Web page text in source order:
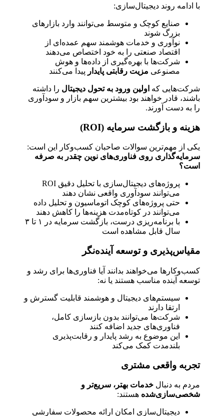
با ادامه روند دیجیتال‌سازی:
صنایع کوچک و متوسط می‌توانند وارد بازارهای
بزرگ شوند
نوآوری و خدمات هوشمند سهم عمده‌ای از
اقتصاد صنعتی را به خود اختصاص می‌دهند
شرکت‌ها با بهره‌گیری از داده‌ها و هوش
مصنوعی مزیت رقابتی پایدار پیدا می‌کنند
شرکت‌هایی که اولین ورود به تحول دیجیتال را داشته
باشند، قادر خواهند بود بیشترین سهم بازار و سودآوری
را به دست آورند.
هزینه و بازگشت سرمایه (ROI)
یکی از مهم‌ترین سوالات صاحبان کسب‌وکار این است:
سرمایه‌گذاری روی فناوری‌های نوین چقدر به صرفه
است؟
پروژه‌های دیجیتال‌سازی با تحلیل دقیق ROI
می‌توانند سودآوری واقعی نشان دهند
حتی پروژه‌های کوچک اتوماسیون و تحلیل داده
می‌توانند در کوتاه‌مدت هزینه‌ها را کاهش دهند
با برنامه‌ریزی درست، بازگشت سرمایه در ۱ تا ۳
سال قابل مشاهده است
مقیاس‌پذیری و توسعه آینده‌نگر
کسب‌وکارها می‌خواهند بدانند آیا فناوری‌ها برای رشد و
توسعه آینده مناسب هستند یا نه:
سیستم‌های دیجیتال و هوشمند قابلیت گسترش و
ارتقا دارند
شرکت‌ها می‌توانند بدون بازسازی کامل،
فناوری‌های جدید اضافه کنند
این موضوع به رشد پایدار و رقابت‌پذیری
بلندمدت کمک می‌کند
تجربه واقعی مشتری
مردم به دنبال خدمات بهتر، سریع‌تر و
شخصی‌سازی‌شده هستند:
دیجیتال‌سازی امکان ارائه محصولات سفارشی